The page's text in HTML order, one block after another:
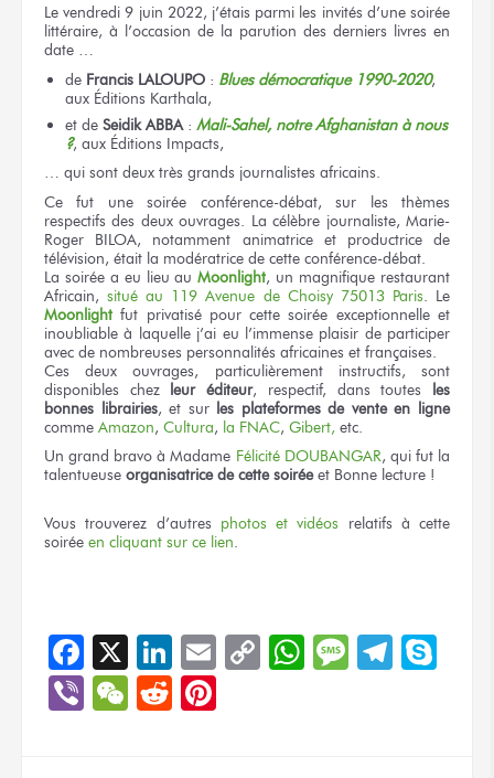
Le vendredi 9 juin 2022, j’étais parmi les invités d’une soirée
littéraire, à l’occasion de la parution des derniers livres en
date …
de Francis LALOUPO : Blues démocratique 1990-2020,
aux Éditions Karthala,
et deSeidik ABBA:Mali-Sahel, notre Afghanistan à nous
?, aux Éditions Impacts,
… qui sont deux très grands journalistes africains.
Ce fut une soirée conférence-débat, sur les thèmes
respectifs des deux ouvrages. La célèbre journaliste, Marie-
Roger BILOA, notamment animatrice et productrice de
télévision, était la modératrice de cette conférence-débat.
La soirée a eu lieu auMoonlight, un magnifique restaurant
Africain,situé au 119 Avenue de Choisy 75013 Paris. Le
Moonlight fut privatisé pour cette soirée exceptionnelle et
inoubliable à laquelle j’ai eu l’immense plaisir de participer
avec de nombreuses personnalités africaines et françaises.
Ces deux ouvrages, particulièrement instructifs, sont
disponibles chez leur éditeur, respectif, dans toutes les
bonnes librairies, et sur les plateformes de vente en ligne
comme Amazon, Cultura, la FNAC, Gibert, etc.
Un grand bravo à Madame Félicité DOUBANGAR, qui fut la
talentueuse organisatrice de cette soiréeet Bonne lecture !
Vous trouverez d’autres photos et vidéos relatifs à cette
soirée en cliquant sur ce lien.
Facebook
X LinkedIn
EmailCopyWhatsApp
Message
ViberWeChat
Reddit